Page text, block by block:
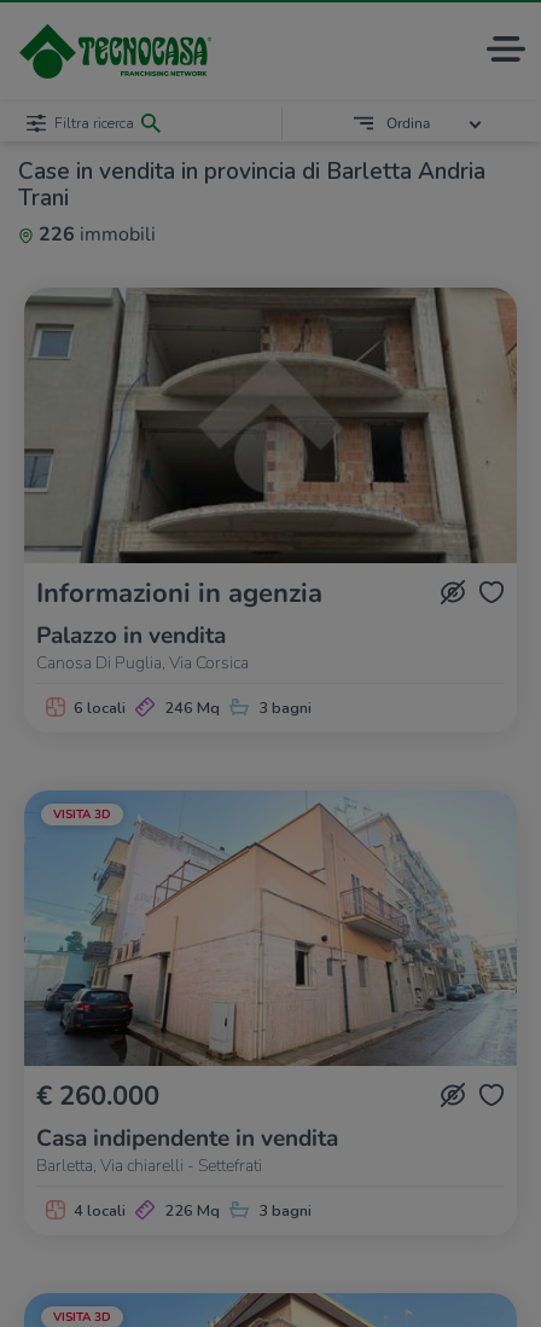
Case in vendita in provincia di Barletta Andria
Trani
226 immobili
Filtra ricerca Ordina
Informazioni in agenzia
Palazzo in vendita
Canosa Di Puglia, Via Corsica
6 locali 246 Mq 3 bagni
VISITA 3D
€ 260.000
Casa indipendente in vendita
Barletta, Via chiarelli - Settefrati
4 locali 226 Mq 3 bagni
VISITA 3D